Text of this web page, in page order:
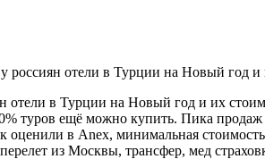
россиян отели в Турции на Новый год и
в Турции на Новый год и их
туров ещё можно купить. Пика
оценили в Anex, минимальная
из Москвы, трансфер, мед